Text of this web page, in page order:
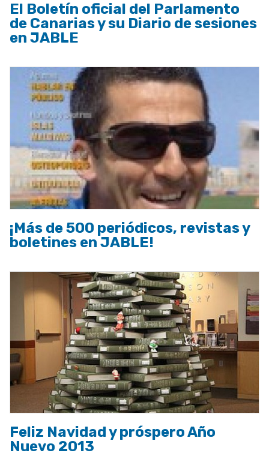
El Boletín oficial del Parlamento
de Canarias y su Diario de sesiones
en JABLE
¡Más de 500 periódicos, revistas y
boletines en JABLE!
Feliz Navidad y próspero Año
Nuevo 2013